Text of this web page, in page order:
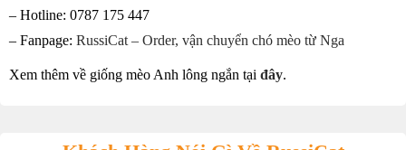
– Hotline: 0787 175 447
– Fanpage: RussiCat – Order, vận chuyển chó mèo từ Nga
Xem thêm về giống mèo Anh lông ngắn tại đây.